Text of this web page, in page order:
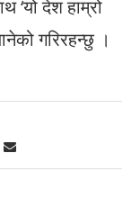
‘यो देश हाम्रो
गरिरहन्छु ।